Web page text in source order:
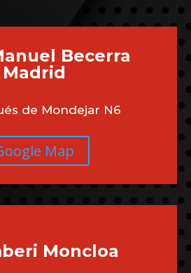
Becerra
Madrid
de Mondejar N6
Map
Moncloa